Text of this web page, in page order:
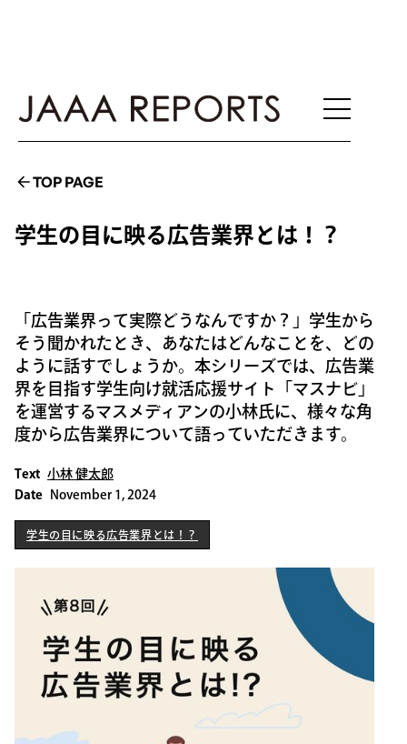
TOP PAGE
学生の目に映る広告業界とは！？
「広告業界って実際どうなんですか？」学生から
そう聞かれたとき、あなたはどんなことを、どの
ように話すでしょうか。本シリーズでは、広告業
界を目指す学生向け就活応援サイト「マスナビ」
を運営するマスメディアンの小林氏に、様々な角
度から広告業界について語っていただきます。
Text 小林 健太郎
Date
November 1, 2024
学生の目に映る広告業界とは！？
学生の目に映る広告業界とは！？